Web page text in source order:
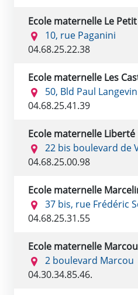
Ecole maternelle Le
10, rue Paganini
04.68.25.22.38
Ecole maternelle Les
50, Bld Paul Langevin
04.68.25.41.39
Ecole maternelle Liberté
22 bis boulevard de
04.68.25.00.98
Ecole maternelle
37 bis, rue Frédéric
04.68.25.31.55
Ecole maternelle Marcou
2 boulevard Marcou
04.30.34.85.46.